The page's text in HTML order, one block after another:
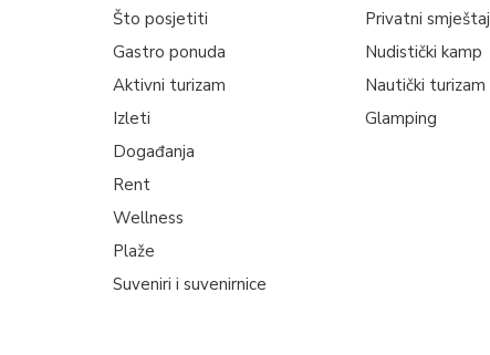
Što posjetiti
Gastro ponuda
Aktivni turizam
Izleti
Događanja
Rent
Wellness
Plaže
Suveniri i suvenirnice
Privatni smještaj
Nudistički kamp
Nautički turizam
Glamping